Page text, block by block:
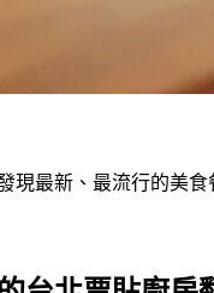
現最新、最流行的美